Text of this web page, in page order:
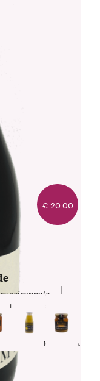
€ 20.00
sciroppate —
1 Bottiglietta
Nettare di
pera
Madernassa 1 Vasetto
Pere
Madernassa